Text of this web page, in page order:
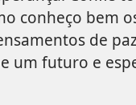
conheço bem
de
um futuro e